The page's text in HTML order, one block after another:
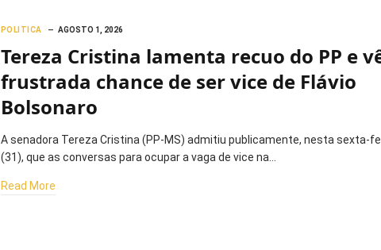
POLITICA AGOSTO 1, 2026
Tereza Cristina lamenta recuo do PP e
frustrada chance de ser vice de Flávio
Bolsonaro
A senadora Tereza Cristina (PP-MS) admitiu publicamente, nesta sexta-
(31), que as conversas para ocupar a vaga de vice na…
Read More